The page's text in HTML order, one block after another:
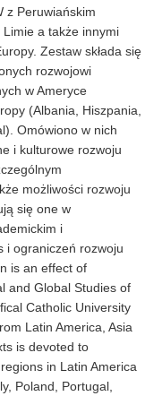
z Peruwiańskim
a także innymi
Zestaw składa się
rozwojowi
w Ameryce
(Albania, Hiszpania,
Omówiono w nich
i kulturowe rozwoju
możliwości rozwoju
się one w
i
i ograniczeń rozwoju
is an effect of
and Global Studies of
Catholic University
Latin America, Asia
is devoted to
in Latin America
Poland, Portugal,